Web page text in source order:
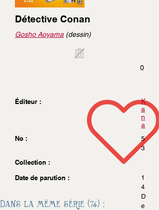
Détective Conan
Gosho Aoyama (dessin)
0
Éditeur :
K
a
n
a
No :
5
3
Collection :
Date de parution :
1
4
D
e
Dans la même série (74) :